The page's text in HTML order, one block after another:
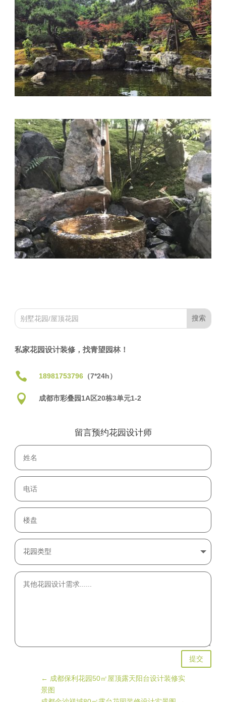
私家花园设计装修，找青望园林！
 18981753796（7*24h）
 成都市彩叠园1A区20栋3单元1-2
留言预约花园设计师
提交
← 成都保利花园50㎡屋顶露天阳台设计装修实
景图